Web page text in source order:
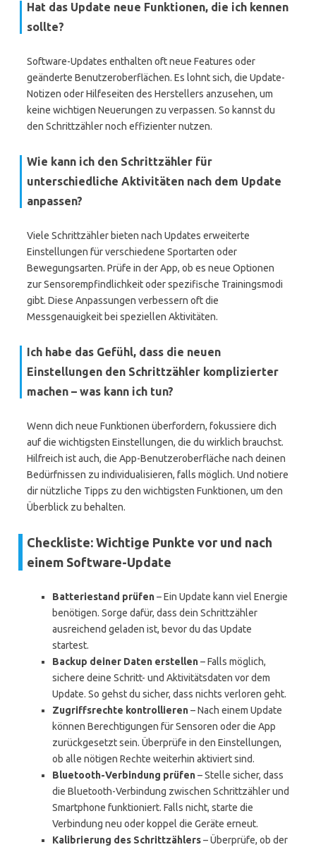
Hat das Update neue Funktionen, die ich kennen
sollte?
Software-Updates enthalten oft neue Features oder
geänderte Benutzeroberflächen. Es lohnt sich, die Update-
Notizen oder Hilfeseiten des Herstellers anzusehen, um
keine wichtigen Neuerungen zu verpassen. So kannst du
den Schrittzähler noch effizienter nutzen.
Wie kann ich den Schrittzähler für
unterschiedliche Aktivitäten nach dem Update
anpassen?
Viele Schrittzähler bieten nach Updates erweiterte
Einstellungen für verschiedene Sportarten oder
Bewegungsarten. Prüfe in der App, ob es neue Optionen
zur Sensorempfindlichkeit oder spezifische Trainingsmodi
gibt. Diese Anpassungen verbessern oft die
Messgenauigkeit bei speziellen Aktivitäten.
Ich habe das Gefühl, dass die neuen
Einstellungen den Schrittzähler komplizierter
machen – was kann ich tun?
Wenn dich neue Funktionen überfordern, fokussiere dich
auf die wichtigsten Einstellungen, die du wirklich brauchst.
Hilfreich ist auch, die App-Benutzeroberfläche nach deinen
Bedürfnissen zu individualisieren, falls möglich. Und notiere
dir nützliche Tipps zu den wichtigsten Funktionen, um den
Überblick zu behalten.
Checkliste: Wichtige Punkte vor und nach
einem Software-Update
Batteriestand prüfen– Ein Update kann viel Energie
benötigen. Sorge dafür, dass dein Schrittzähler
ausreichend geladen ist, bevor du das Update
startest.
Backup deiner Daten erstellen– Falls möglich,
sichere deine Schritt- und Aktivitätsdaten vor dem
Update. So gehst du sicher, dass nichts verloren geht.
Zugriffsrechte kontrollieren– Nach einem Update
können Berechtigungen für Sensoren oder die App
zurückgesetzt sein. Überprüfe in den Einstellungen,
ob alle nötigen Rechte weiterhin aktiviert sind.
Bluetooth-Verbindung prüfen– Stelle sicher, dass
die Bluetooth-Verbindung zwischen Schrittzähler und
Smartphone funktioniert. Falls nicht, starte die
Verbindung neu oder koppel die Geräte erneut.
Kalibrierung des Schrittzählers– Überprüfe, ob der